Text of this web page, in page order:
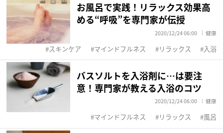
お風呂で実践！リラックス効果高
める“呼吸”を専門家が伝授
2020/12/24 06:00 健康
スキンケア マインドフルネス リラックス 入浴
バスソルトを入浴剤に…は要注
意！専門家が教える入浴のコツ
2020/12/24 06:00 健康
マインドフルネス リラックス 風呂